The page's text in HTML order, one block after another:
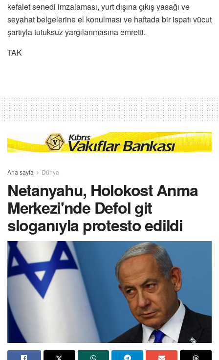
kefalet senedi imzalaması, yurt dışına çıkış yasağı ve
seyahat belgelerine el konulması ve haftada bir ispatı vücut
şartıyla tutuksuz yargılanmasına emretti.
TAK
Ana sayfa Dünya
Netanyahu, Holokost Anma
Merkezi'nde Defol git
sloganıyla protesto edildi